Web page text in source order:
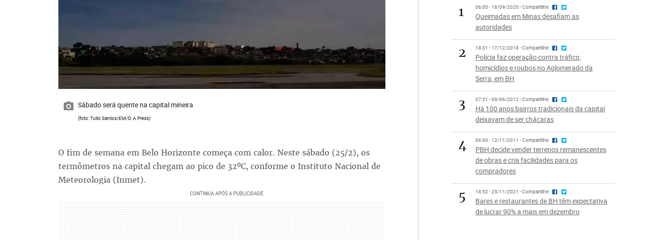
Sábado será quente na capital mineira
(foto: Tulio Santos/EM/D.A Press)
O fim de semana em Belo Horizonte começa com calor. Neste sábado (25/2), os
termômetros na capital chegam ao pico de 32ºC, conforme o Instituto Nacional de
Meteorologia (Inmet).
1
06:00 - 18/09/2020 - Compartilhe
Queimadas em Minas desafiam as
autoridades
2 18:31 - 17/12/2018 - Compartilhe
Polícia faz operação contra tráfico,
homicídios e roubos no Aglomerado da
Serra, em BH
3 07:31 - 09/06/2012 - Compartilhe
Há 100 anos bairros tradicionais da capital
deixavam de ser chácaras
4 06:00 - 12/11/2011 - Compartilhe
PBH decide vender terrenos remanescentes
de obras e cria facilidades para os
compradores
5 16:52 - 25/11/2021 - Compartilhe
Bares e restaurantes de BH têm expectativa
de lucrar 90% a mais em dezembro